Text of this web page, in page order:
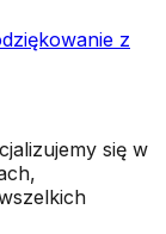
z
się w